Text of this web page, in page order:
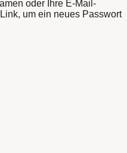
oder Ihre E-Mail-
um ein neues Passwort